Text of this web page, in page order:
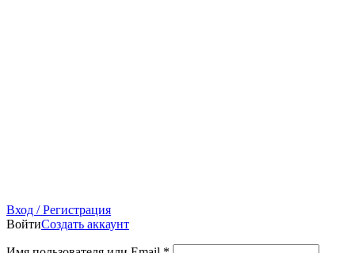
Вход / Регистрация
ВойтиСоздать аккаунт